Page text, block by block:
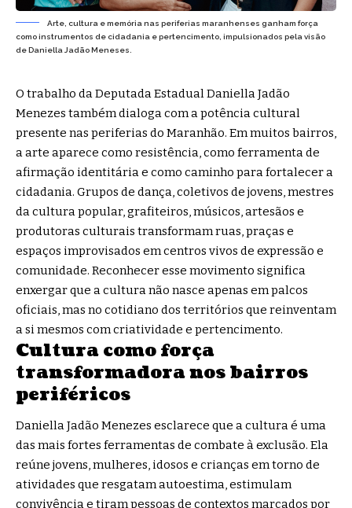
Arte, cultura e memória nas periferias maranhenses ganham força
como instrumentos de cidadania e pertencimento, impulsionados pela visão
de Daniella Jadão Meneses.
O trabalho da Deputada Estadual Daniella Jadão
Menezes também dialoga com a potência cultural
presente nas periferias do Maranhão. Em muitos bairros,
a arte aparece como resistência, como ferramenta de
afirmação identitária e como caminho para fortalecer a
cidadania. Grupos de dança, coletivos de jovens, mestres
da cultura popular, grafiteiros, músicos, artesãos e
produtoras culturais transformam ruas, praças e
espaços improvisados em centros vivos de expressão e
comunidade. Reconhecer esse movimento significa
enxergar que a cultura não nasce apenas em palcos
oficiais, mas no cotidiano dos territórios que reinventam
a si mesmos com criatividade e pertencimento.
Cultura como força
transformadora nos bairros
periféricos
Daniella Jadão Menezes esclarece que a cultura é uma
das mais fortes ferramentas de combate à exclusão. Ela
reúne jovens, mulheres, idosos e crianças em torno de
atividades que resgatam autoestima, estimulam
convivência e tiram pessoas de contextos marcados por